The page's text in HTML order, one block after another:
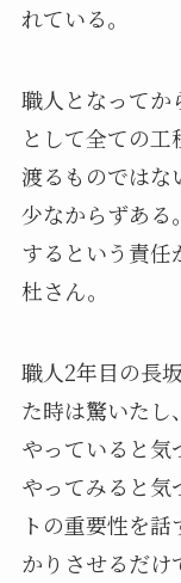
れている。
職人となってか
として全ての
渡るものではな
少なからずある
するという責
杜さん。
職人2年目の長
た時は驚いたし
やっていると気
やってみると気
トの重要性を
かりさせるだけ